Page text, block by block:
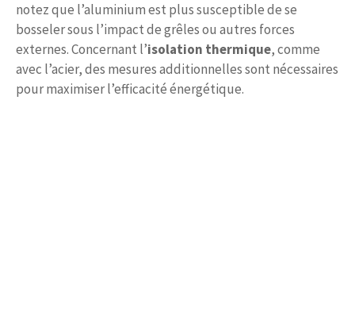
notez que l’aluminium est plus susceptible de se
bosseler sous l’impact de grêles ou autres forces
externes. Concernant l’isolation thermique, comme
avec l’acier, des mesures additionnelles sont nécessaires
pour maximiser l’efficacité énergétique.